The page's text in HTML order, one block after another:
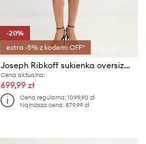
-20%
extra -5% z kodem: OFF*
Joseph Ribkoff sukienka oversize z wiskozą
Cena aktualna:
699,99 zł
Cena regularna:1099,90 zł
Najniższa cena:879,99 zł